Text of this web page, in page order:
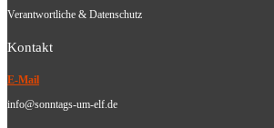
Verantwortliche & Datenschutz
Kontakt
E-Mail
info@sonntags-um-elf.de